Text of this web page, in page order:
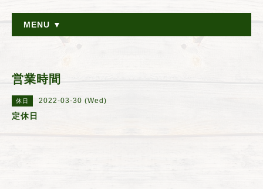
MENU ▼
営業時間
休日 2022-03-30 (Wed)
定休日